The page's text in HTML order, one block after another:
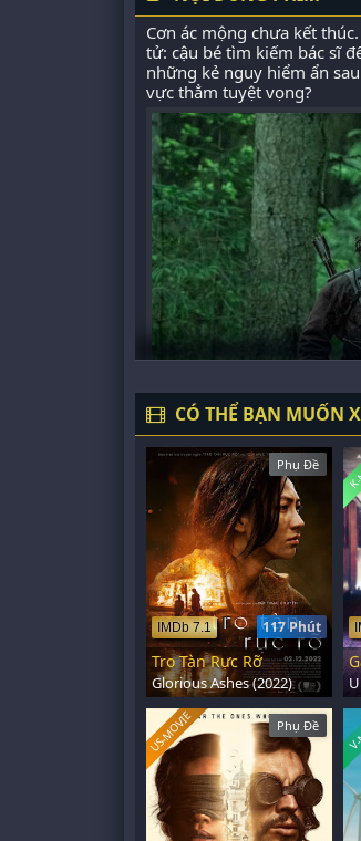
Cơn ác mộng chưa kết
tử: cậu bé tìm kiếm bác sĩ
những kẻ nguy hiểm ẩn
vực thẳm tuyệt vọng?
CÓ THỂ BẠN MUỐN
Phụ Đề
117 Phút
IMDb 7.1
Tro Tàn Rực Rỡ
Glorious Ashes (2022)
Phụ Đề
US-MOVIE